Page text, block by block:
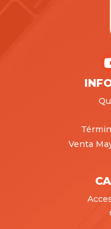
Venta